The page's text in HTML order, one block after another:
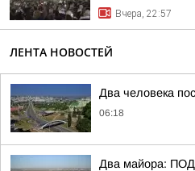
Вчера, 22:57
ЛЕНТА НОВОСТЕЙ
Два человека
06:18
Два майора: